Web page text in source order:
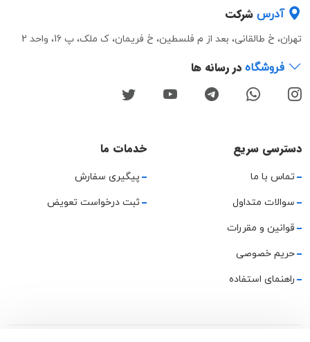
آدرس شرکت
تهران، خ طالقانی، بعد از م فلسطین، خ فریمان، ک ملک، پ 16، واحد 2
فروشگاه در رسانه ها
دسترسی سریع
تماس با ما
سوالات متداول
قوانین و مقررات
حریم خصوصی
راهنمای استفاده
خدمات ما
پیگیری سفارش
ثبت درخواست تعویض